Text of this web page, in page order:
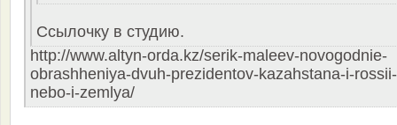
Ссылочку в студию.
http://www.altyn-orda.kz/serik-maleev-novogodnie-
obrashheniya-dvuh-prezidentov-kazahstana-i-rossii-
nebo-i-zemlya/